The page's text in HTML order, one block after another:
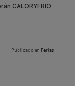
CALORYFRIO
Publicado en Ferias